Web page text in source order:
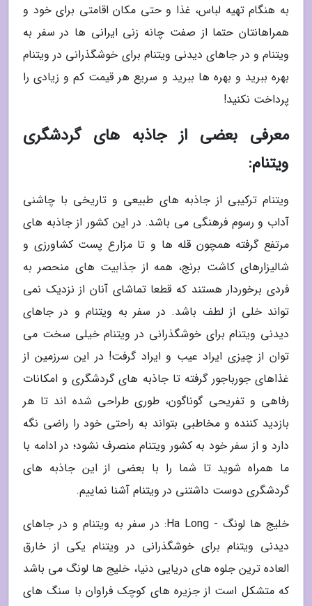
به هنگام تهیه لباس، غذا و حتی مکان اقامتی برای خود و
همراهانتان حتما از صفت چانه زنی ایرانی ها در سفر به
ویتنام و در جاهای دیدنی ویتنام برای خوشگذرانی در ویتنام
بهره ببرید و بهره ها ببرید و سریع هر قیمت کم و زیادی را
پرداخت نکنید!
معرفی بعضی از جاذبه های گردشگری
ویتنام:
ویتنام ترکیبی از جاذبه های طبیعی و تاریخی با چاشنی
آداب و رسوم فرهنگی می باشد. در این کشور از جاذبه های
مرتفع گرفته همچون قله ها و تا مزارع پست کشاورزی و
شالیزارهای کاشت برنج، همه از جذابیت های منحصر به
فردی برخوردار هستند که قطعا تماشای آنان از نزدیک نمی
تواند خلی از لطف باشد. در سفر به ویتنام و در جاهای
دیدنی ویتنام برای خوشگذرانی در ویتنام خیلی سخت می
توان از چیزی ایراد عیب و ایراد گرفت! در این سرزمین از
غذاهای جورباجور گرفته تا جاذبه های گردشگری و امکانات
رفاهی و تفریحی گوناگون، طوری طراحی شده اند تا هر
بازدید کننده و مخاطبی بتواند به راحتی خود را راضی نگه
دارد و از سفر خود به کشور ویتنام منصرف نشود؛ در ادامه با
ما همراه شوید تا شما را با بعضی از این جاذبه های
گردشگری دوست داشتنی در ویتنام آشنا نماییم.
خلیج ها لونگ - Ha Long: در سفر به ویتنام و در جاهای
دیدنی ویتنام برای خوشگذرانی در ویتنام یکی از خارق
العاده ترین جلوه های دریایی دنیا، خلیج ها لونگ می باشد
که متشکل است از جزیره های کوچک فراوان با سنگ های